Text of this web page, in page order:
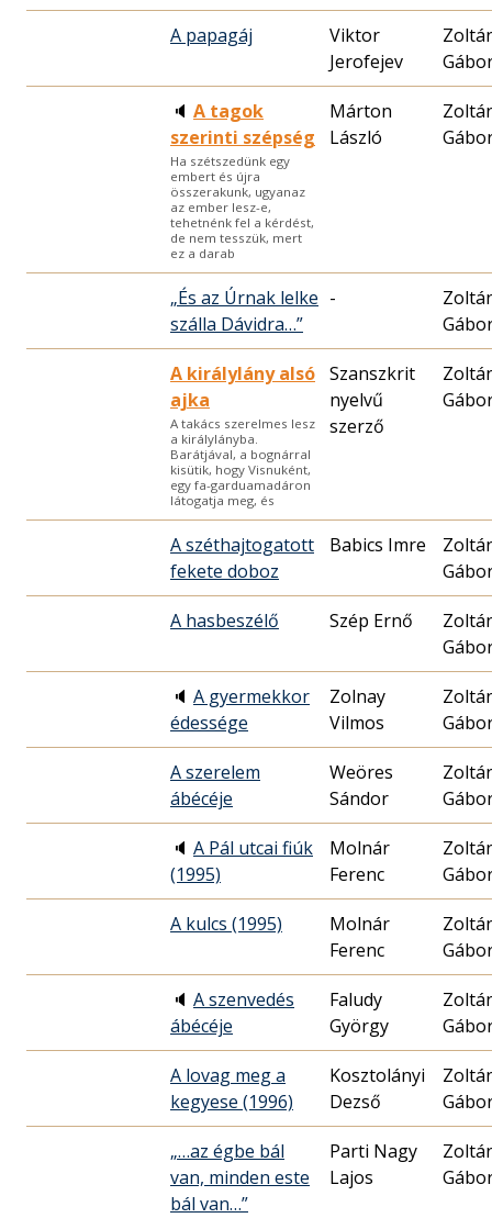
A papagáj
Viktor
Jerofejev
🔈 A tagok
szerinti szépség
Ha szétszedünk egy
embert és újra
összerakunk, ugyanaz
az ember lesz-e,
tehetnénk fel a kérdést,
de nem tesszük, mert
ez a darab
Márton
László
„És az Úrnak lelke
szálla Dávidra…”
-
A királylány alsó
ajka
A takács szerelmes lesz
a királylányba.
Barátjával, a bognárral
kisütik, hogy Visnuként,
egy fa-garduamadáron
látogatja meg, és
Szanszkrit
nyelvű
szerző
A széthajtogatott
fekete doboz
Babics Imre
A hasbeszélő Szép Ernő
🔈 A gyermekkor
édessége
Zolnay
Vilmos
A szerelem
ábécéje
Weöres
Sándor
🔈 A Pál utcai fiúk
(1995)
Molnár
Ferenc
A kulcs (1995)
Molnár
Ferenc
🔈 A szenvedés
ábécéje
Faludy
György
A lovag meg a
kegyese (1996)
Kosztolányi
Dezső
„…az égbe bál
van, minden este
bál van…”
Parti Nagy
Lajos